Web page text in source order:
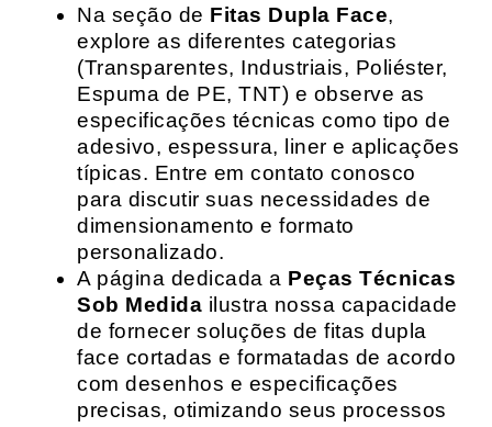
Na seção de Fitas Dupla Face,
explore as diferentes categorias
(Transparentes, Industriais, Poliéster,
Espuma de PE, TNT) e observe as
especificações técnicas como tipo de
adesivo, espessura, liner e aplicações
típicas. Entre em contato conosco
para discutir suas necessidades de
dimensionamento e formato
personalizado.
A página dedicada a Peças Técnicas
Sob Medida ilustra nossa capacidade
de fornecer soluções de fitas dupla
face cortadas e formatadas de acordo
com desenhos e especificações
precisas, otimizando seus processos